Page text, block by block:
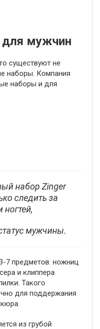
мужчин
существуют не
наборы. Компания
наборы и для
набор Zinger
следить за
ногтей,
мужчины.
7 предметов: ножниц
и клиппера
Такого
для поддержания
из грубой